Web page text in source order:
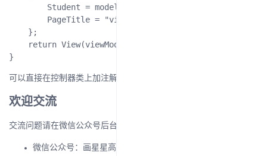
        Student = model,
        PageTitle = "viewmodel里的页面标题"
    };
    return View(viewModel);
可以直接在控制器类上加注解，
欢迎交流
交流问题请在微信公众号后台留言，每一条信息我都会回复哈~
微信公众号：画星星高手